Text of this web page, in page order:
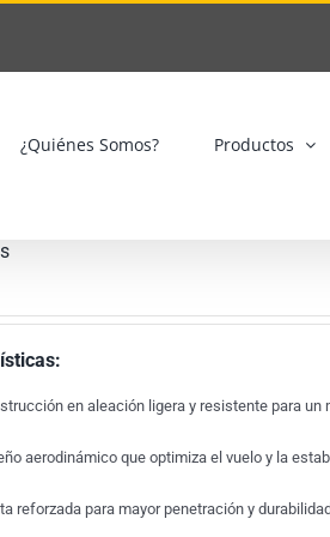
¿Quiénes Somos? Productos
en aleación ligera y resistente para un
aerodinámico que optimiza el vuelo y la
reforzada para mayor penetración y